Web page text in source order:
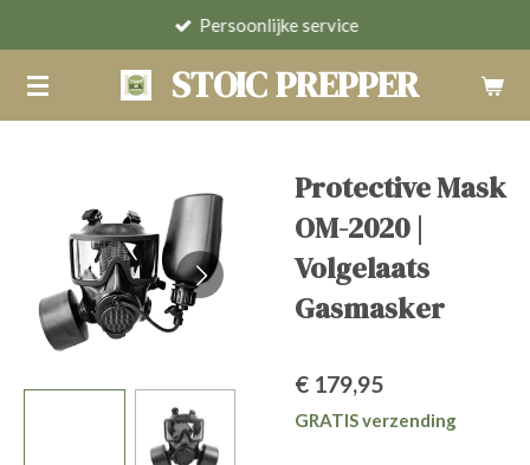
naar
de
STOIC PREPPER
Persoonlijke service
Protective Mask
OM-2020 |
Volgelaats
Gasmasker
€ 179,95
GRATIS verzending